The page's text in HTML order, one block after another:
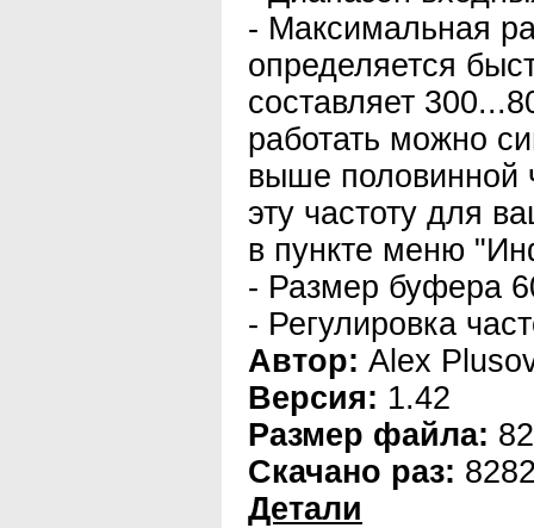
- Максимальная
определяется
составляет
работать можно
выше половинной
эту частоту для
в пункте меню
- Размер буфера
- Регулировка
Автор: Alex
Версия: 1.42
Размер файла:
Скачано раз:
Детали